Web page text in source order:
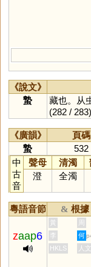
《說文》
蟄
藏也。从
(282 / 283)
《廣韻》 頁碼
蟄
532
中
古
音
聲母 清濁
澄
全濁
粵語音節 & 根據
zaap6
黃 周
李 何
HKLS 人文